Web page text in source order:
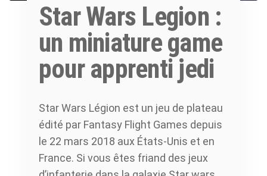
Star Wars Legion :
un miniature game
pour apprenti jedi
Star Wars Légion est un jeu de plateau
édité par Fantasy Flight Games depuis
le 22 mars 2018 aux États-Unis et en
France. Si vous êtes friand des jeux